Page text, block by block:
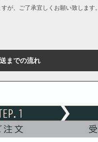
が、ご了承宜しくお願い致します。
までの流れ